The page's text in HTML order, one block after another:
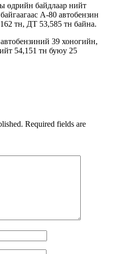
өдрийн байдлаар нийт
А-80 автобензин
тн, ДТ 53,585 тн байна.
39 хоногийн,
54,151 тн буюу 25
Required fields are